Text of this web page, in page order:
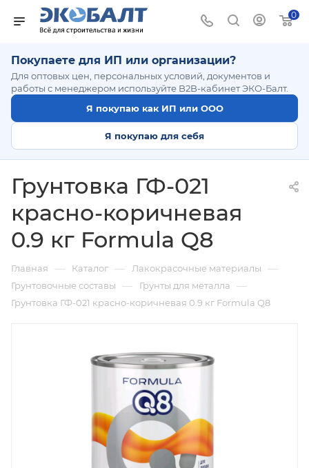
0
Покупаете для ИП или организации?
Для оптовых цен, персональных условий, документов и
работы с менеджером используйте B2B-кабинет ЭКО-Балт.
Я покупаю как ИП или ООО
Я покупаю для себя
Грунтовка ГФ-021
красно-коричневая
0.9 кг Formula Q8
Главная — Каталог — Лакокрасочные материалы —
Грунтовочные составы — Грунты для металла —
Грунтовка ГФ-021 красно-коричневая 0.9 кг Formula Q8